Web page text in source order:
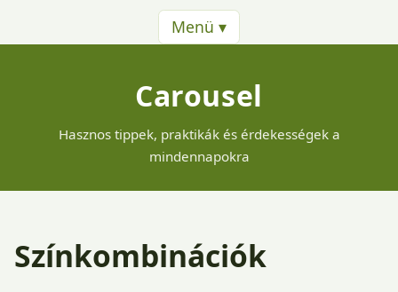
Menü ▾
Carousel
Hasznos tippek, praktikák és érdekességek a
mindennapokra
Színkombinációk